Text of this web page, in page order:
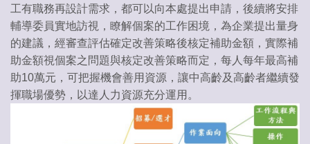
工有職務再設計需求，都可以向本處提出申請，後續將安排
輔導委員實地訪視，瞭解個案的工作困境，為企業提出量身
的建議，經審查評估確定改善策略後核定補助金額，實際補
助金額視個案之問題與核定改善策略而定，每人每年最高補
助10萬元，可把握機會善用資源，讓中高齡及高齡者繼續發
揮職場優勢，以達人力資源充分運用。